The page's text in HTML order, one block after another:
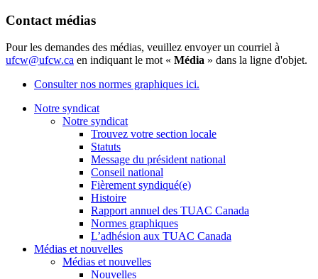
Contact médias
Pour les demandes des médias, veuillez envoyer un courriel à
ufcw@ufcw.ca en indiquant le mot « Média » dans la ligne d'objet.
Consulter nos normes graphiques ici.
Notre syndicat
Notre syndicat
Trouvez votre section locale
Statuts
Message du président national
Conseil national
Fièrement syndiqué(e)
Histoire
Rapport annuel des TUAC Canada
Normes graphiques
L’adhésion aux TUAC Canada
Médias et nouvelles
Médias et nouvelles
Nouvelles